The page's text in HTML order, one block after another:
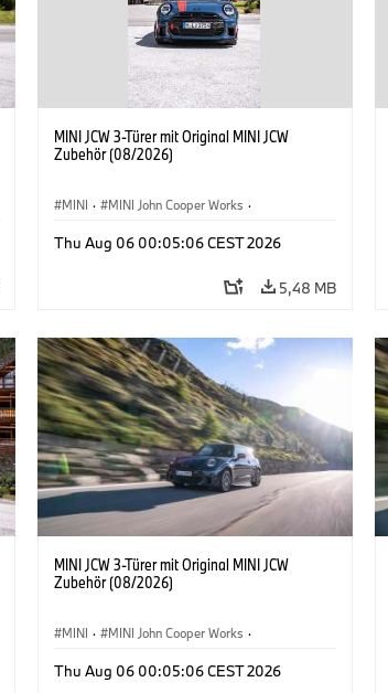
MINI JCW 3-Türer mit Original MINI JCW
Zubehör (08/2026)
MINI · MINI John Cooper Works ·
Sonderausstattungen, Zubehör
Thu Aug 06 00:05:06 CEST 2026
5,48 MB
MINI JCW 3-Türer mit Original MINI JCW
Zubehör (08/2026)
MINI · MINI John Cooper Works ·
Sonderausstattungen, Zubehör
Thu Aug 06 00:05:06 CEST 2026